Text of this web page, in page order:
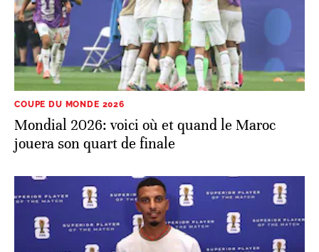
COUPE DU MONDE 2026
Mondial 2026: voici où et quand le Maroc
jouera son quart de finale